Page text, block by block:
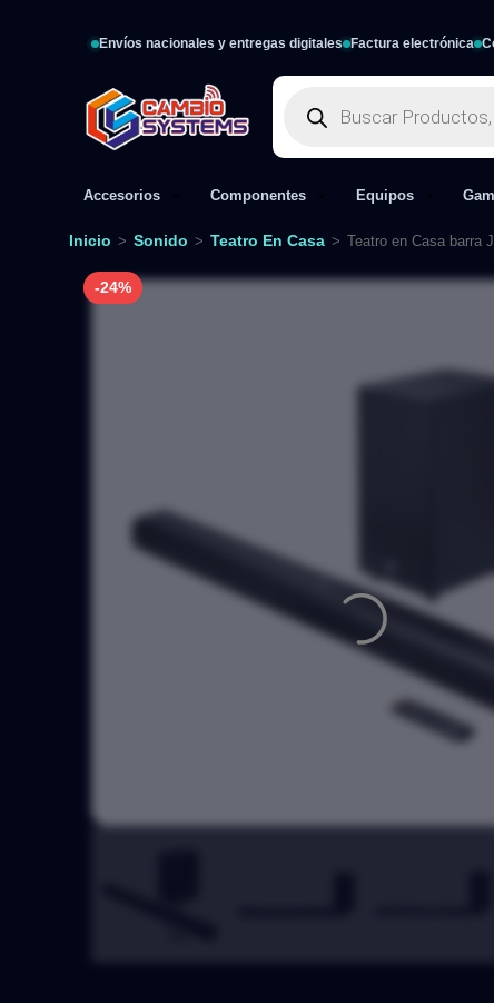
Envíos nacionales y entregas digitales Factura electrónica
Accesorios Componentes Equipos
Inicio > Sonido > Teatro En Casa > Teatro en Casa barra
-24%